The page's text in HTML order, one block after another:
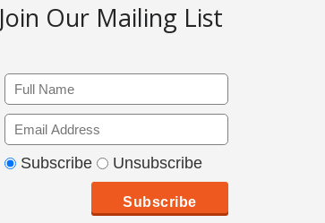
Join Our Mailing List
Subscribe Unsubscribe